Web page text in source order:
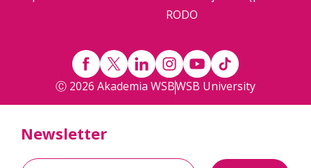
RODO
Ⓒ 2026 Akademia WSBWSB University
Newsletter